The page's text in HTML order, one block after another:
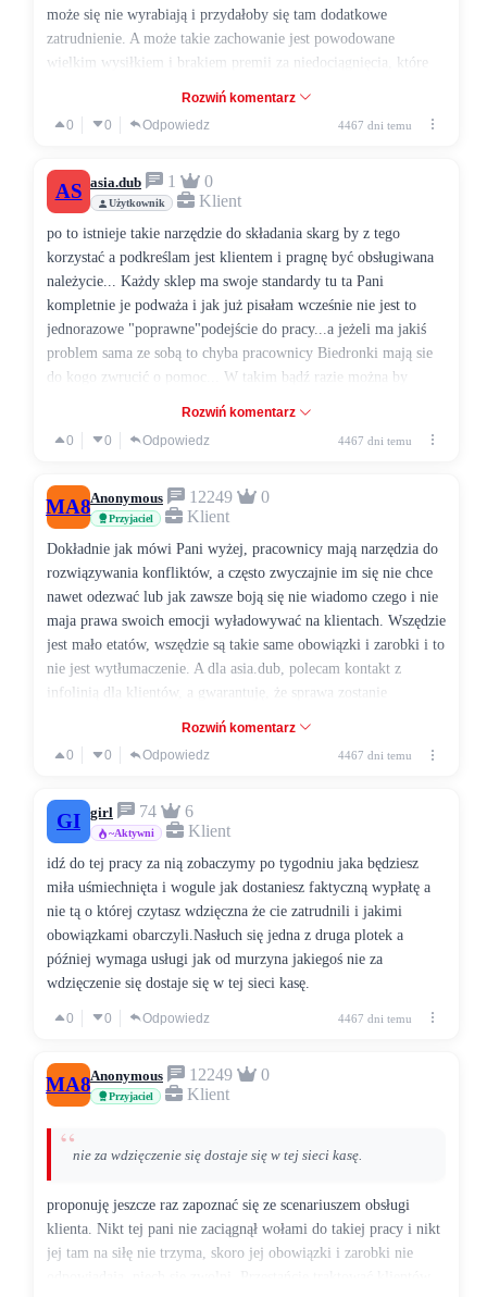
może się nie wyrabiają i przydałoby się tam dodatkowe
zatrudnienie. A może takie zachowanie jest powodowane
wielkim wysiłkiem i brakiem premii za niedociągnięcia, które
mobbingu na pracownikach, co w konsekwencji przekłada się na
Powodów może być wiele, ale pójście na łatwiznę i składanie
skargi, tak naprawdę nikomu na dłuższą metę nie pomoże, jeśli
powód takiego zachowania leży gdzieś głębiej, a klienci często
nie mają o tym pojęcia.
Rozwiń komentarz
0
0 Odpowiedz 4467 dni temu
AS asia.dub 1 0
Użytkownik Klient
po to istnieje takie narzędzie do składania skarg by z tego
korzystać a podkreślam jest klientem i pragnę być obsługiwana
należycie... Każdy sklep ma swoje standardy tu ta Pani
kompletnie je podważa i jak już pisałam wcześnie nie jest to
jednorazowe "poprawne"podejście do pracy...a jeżeli ma jakiś
problem sama ze sobą to chyba pracownicy Biedronki mają sie
do kogo zwrucić o pomoc... W takim bądź razie można by
wywnioskować że dany pracownik już się wypalił a wydaje mi
i szacunku do drugiej osoby...
Rozwiń komentarz
0
0 Odpowiedz 4467 dni temu
MA8Anonymous 12249 0
Przyjaciel Klient
Dokładnie jak mówi Pani wyżej, pracownicy mają narzędzia do
rozwiązywania konfliktów, a często zwyczajnie im się nie chce
nawet odezwać lub jak zawsze boją się nie wiadomo czego i nie
maja prawa swoich emocji wyładowywać na klientach. Wszędzie
jest mało etatów, wszędzie są takie same obowiązki i zarobki i to
nie jest wytłumaczenie. A dla asia.dub, polecam kontakt z
infolinią dla klientów, a gwarantuję, że sprawa zostanie
800 080 010
lub
(22) 205 33 00
(z telefonu komórkowego
lub z zagranicy)
Infolinia jest czynna całą dobę
Rozwiń komentarz
0
0 Odpowiedz 4467 dni temu
GI girl 74 6
~Aktywni Klient
idź do tej pracy za nią zobaczymy po tygodniu jaka będziesz
miła uśmiechnięta i wogule jak dostaniesz faktyczną wypłatę a
nie tą o której czytasz wdzięczna że cie zatrudnili i jakimi
obowiązkami obarczyli.Nasłuch się jedna z druga plotek a
później wymaga usługi jak od murzyna jakiegoś nie za
wdzięczenie się dostaje się w tej sieci kasę.
0 0 Odpowiedz 4467 dni temu
MA8Anonymous 12249 0
Przyjaciel Klient
nie za wdzięczenie się dostaje się w tej sieci kasę.
proponuję jeszcze raz zapoznać się ze scenariuszem obsługi
klienta. Nikt tej pani nie zaciągnął wołami do takiej pracy i nikt
jej tam na siłę nie trzyma, skoro jej obowiązki i zarobki nie